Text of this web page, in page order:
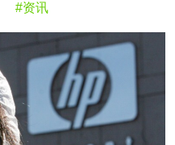
#资讯